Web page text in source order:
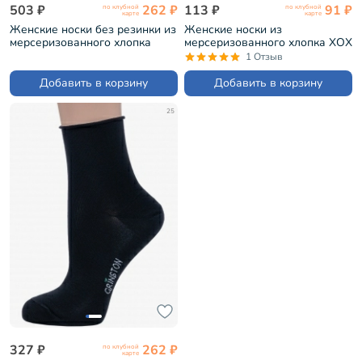
503 ₽ по клубной
карте 262 ₽
Женские носки без резинки из
мерсеризованного хлопка
Добавить в корзину
113 ₽ по клубной
карте 91 ₽
Женские носки из
мерсеризованного хлопка ХОХ
РОЗОВЫЕ (GM-1402)
1 Отзыв
Добавить в корзину
25
327 ₽ по клубной
карте 262 ₽